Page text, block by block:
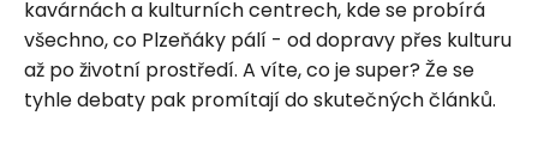
kavárnách a kulturních centrech, kde se probírá
všechno, co Plzeňáky pálí - od dopravy přes kulturu
až po životní prostředí. A víte, co je super? Že se
tyhle debaty pak promítají do skutečných článků.